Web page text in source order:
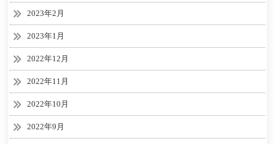
2023年2月
2023年1月
2022年12月
2022年11月
2022年10月
2022年9月